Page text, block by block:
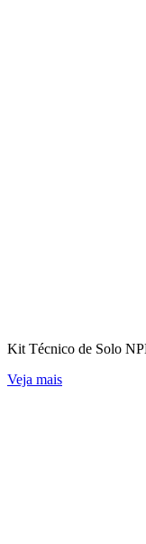
Kit Técnico de Solo
Veja mais